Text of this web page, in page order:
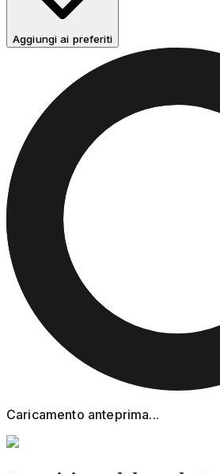
Aggiungi ai preferiti
Caricamento anteprima...